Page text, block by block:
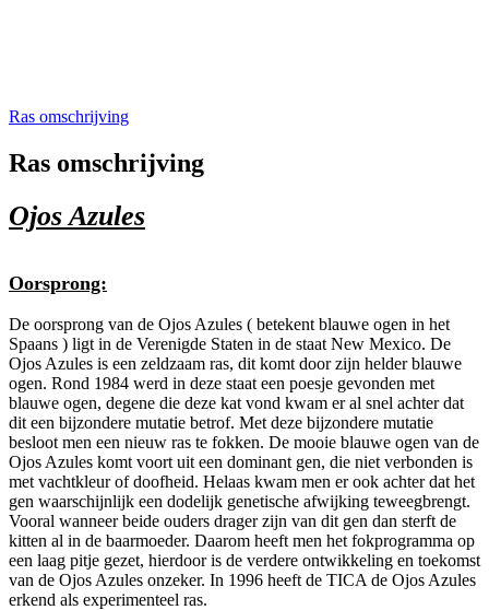
Ras omschrijving
Ras omschrijving
Ojos Azules
Oorsprong:
De oorsprong van de Ojos Azules ( betekent blauwe ogen in het
Spaans ) ligt in de Verenigde Staten in de staat New Mexico. De
Ojos Azules is een zeldzaam ras, dit komt door zijn helder blauwe
ogen. Rond 1984 werd in deze staat een poesje gevonden met
blauwe ogen, degene die deze kat vond kwam er al snel achter dat
dit een bijzondere mutatie betrof. Met deze bijzondere mutatie
besloot men een nieuw ras te fokken. De mooie blauwe ogen van de
Ojos Azules komt voort uit een dominant gen, die niet verbonden is
met vachtkleur of doofheid. Helaas kwam men er ook achter dat het
gen waarschijnlijk een dodelijk genetische afwijking teweegbrengt.
Vooral wanneer beide ouders drager zijn van dit gen dan sterft de
kitten al in de baarmoeder. Daarom heeft men het fokprogramma op
een laag pitje gezet, hierdoor is de verdere ontwikkeling en toekomst
van de Ojos Azules onzeker. In 1996 heeft de TICA de Ojos Azules
erkend als experimenteel ras.